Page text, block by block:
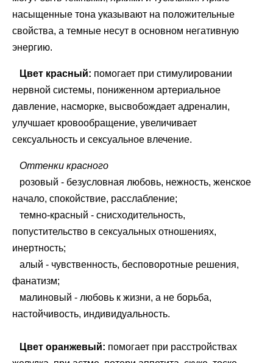
насыщенные тона указывают на положительные
свойства, а темные несут в основном негативную
энергию.
Цвет красный: помогает при стимулировании
нервной системы, пониженном артериальное
давление, насморке, высвобождает адреналин,
улучшает кровообращение, увеличивает
сексуальность и сексуальное влечение.
Оттенки красного
розовый - безусловная любовь, нежность, женское
начало, спокойствие, расслабление;
темно-красный - снисходительность,
попустительство в сексуальных отношениях,
инертность;
алый - чувственность, бесповоротные решения,
фанатизм;
малиновый - любовь к жизни, а не борьба,
настойчивость, индивидуальность.
Цвет оранжевый: помогает при расстройствах